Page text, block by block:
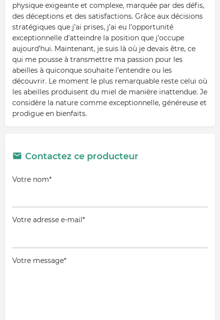
physique exigeante et complexe, marquée par des défis,
des déceptions et des satisfactions. Grâce aux décisions
stratégiques que j’ai prises, j’ai eu l’opportunité
exceptionnelle d’atteindre la position que j’occupe
aujourd’hui. Maintenant, je suis là où je devais être, ce
qui me pousse à transmettre ma passion pour les
abeilles à quiconque souhaite l’entendre ou les
découvrir. Le moment le plus remarquable reste celui où
les abeilles produisent du miel de manière inattendue. Je
considère la nature comme exceptionnelle, généreuse et
prodigue en bienfaits.
Contactez ce producteur
Votre nom*
Votre adresse e-mail*
Votre message*